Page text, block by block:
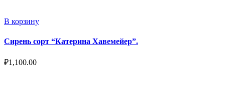
В корзину
Сирень сорт “Катерина Хавемейер”.
₽1,100.00